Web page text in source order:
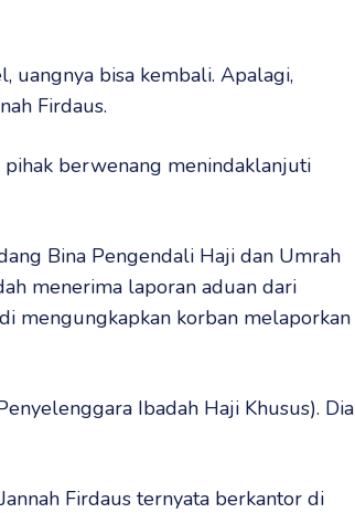
uangnya bisa kembali. Apalagi,
Firdaus.
pihak berwenang menindaklanjuti
Bina Pengendali Haji dan Umrah
menerima laporan aduan dari
mengungkapkan korban melaporkan
Ibadah Haji Khusus). Dia
Firdaus ternyata berkantor di